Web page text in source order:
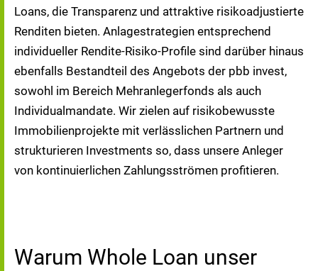
Loans, die Transparenz und attraktive risikoadjustierte
Renditen bieten. Anlagestrategien entsprechend
individueller Rendite-Risiko-Profile sind darüber hinaus
ebenfalls Bestandteil des Angebots der pbb invest,
sowohl im Bereich Mehranlegerfonds als auch
Individualmandate. Wir zielen auf risikobewusste
Immobilienprojekte mit verlässlichen Partnern und
strukturieren Investments so, dass unsere Anleger
von kontinuierlichen Zahlungsströmen profitieren.
Warum Whole Loan unser